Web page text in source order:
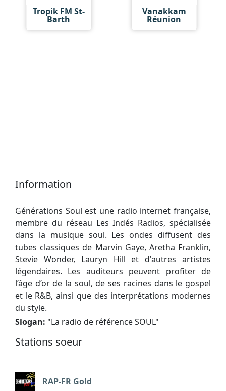
Tropik FM St-
Barth
Vanakkam
Réunion
Information
Générations Soul est une radio internet française,
membre du réseau Les Indés Radios, spécialisée
dans la musique soul. Les ondes diffusent des
tubes classiques de Marvin Gaye, Aretha Franklin,
Stevie Wonder, Lauryn Hill et d'autres artistes
légendaires. Les auditeurs peuvent profiter de
l’âge d’or de la soul, de ses racines dans le gospel
et le R&B, ainsi que des interprétations modernes
du style.
Slogan: "La radio de référence SOUL"
Stations soeur
RAP-FR Gold